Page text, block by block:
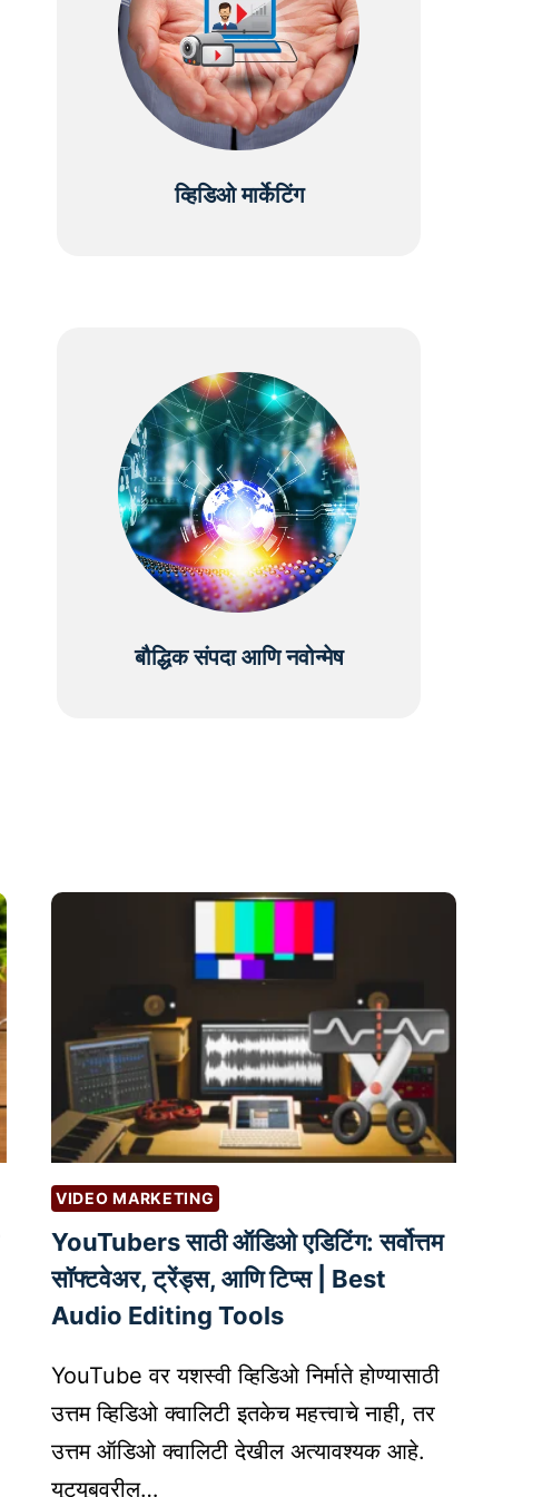
व्हिडिओ मार्केटिंग
बौद्धिक संपदा आणि नवोन्मेष
VIDEO MARKETING
YouTubers साठी ऑडिओ एडिटिंग: सर्वोत्तम
सॉफ्टवेअर, ट्रेंड्स, आणि टिप्स | Best
Audio Editing Tools
YouTube वर यशस्वी व्हिडिओ निर्माते होण्यासाठी
उत्तम व्हिडिओ क्वालिटी इतकेच महत्त्वाचे नाही, तर
उत्तम ऑडिओ क्वालिटी देखील अत्यावश्यक आहे.
यूट्यूबवरील…